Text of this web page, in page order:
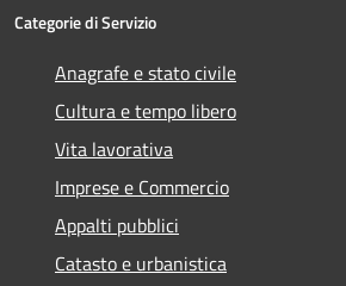
Categorie di Servizio
Anagrafe e stato civile
Cultura e tempo libero
Vita lavorativa
Imprese e Commercio
Appalti pubblici
Catasto e urbanistica